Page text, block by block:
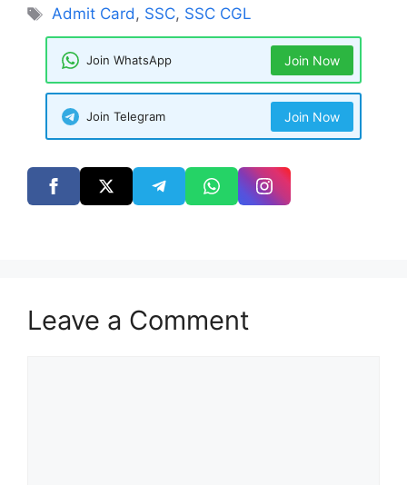
Tags
Admit Card, SSC, SSC CGL
Join WhatsApp Join Now
Join Telegram Join Now
Leave a Comment